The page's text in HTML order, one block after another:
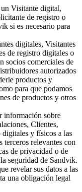
Visitante digital,
de registro o
si es necesario para
digitales, Visitantes
de registro digitales o
socios comerciales de
autorizados
productos y
para que podamos
de productos y otros
información sobre
Clientes,
digitales y físicos a las
terceros relevantes con
de privacidad o de
seguridad de Sandvik.
revelar sus datos a las
una obligación legal